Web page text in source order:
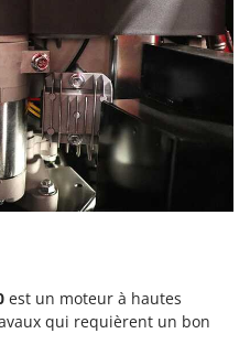
est un moteur à hautes
qui requièrent un bon